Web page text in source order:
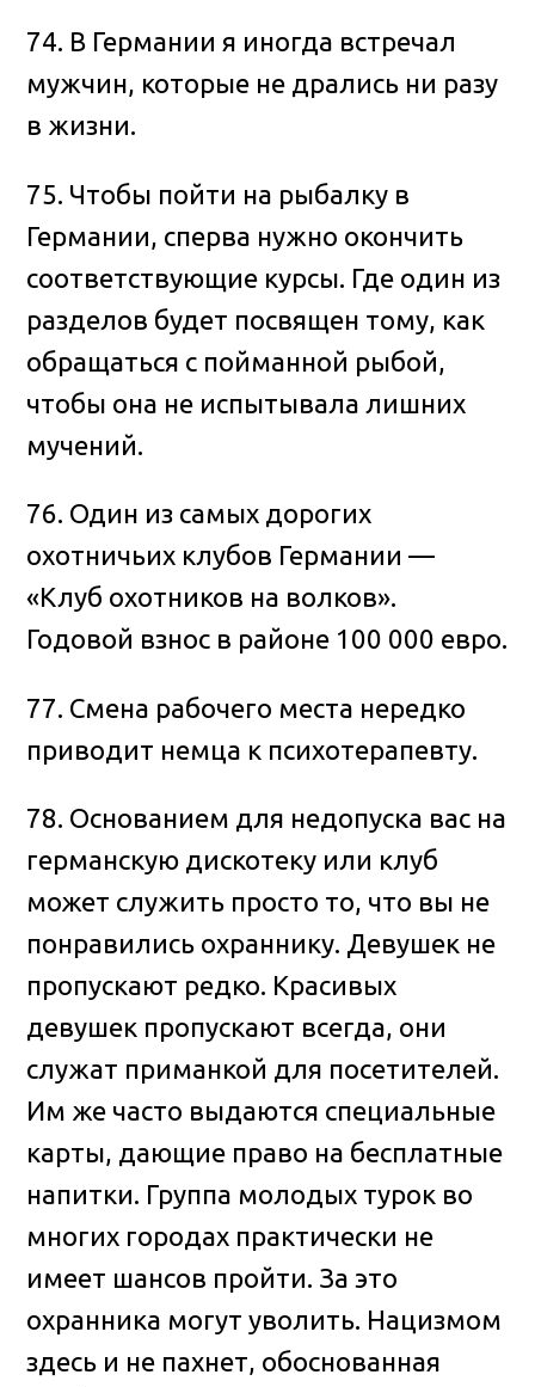
74. В Германии я иногда встречал
мужчин, которые не дрались ни разу
в жизни.
75. Чтобы пойти на рыбалку в
Германии, сперва нужно окончить
соответствующие курсы. Где один из
разделов будет посвящен тому, как
обращаться с пойманной рыбой,
чтобы она не испытывала лишних
мучений.
76. Один из самых дорогих
охотничьих клубов Германии —
«Клуб охотников на волков».
Годовой взнос в районе 100 000 евро.
77. Смена рабочего места нередко
приводит немца к психотерапевту.
78. Основанием для недопуска вас на
германскую дискотеку или клуб
может служить просто то, что вы не
понравились охраннику. Девушек не
пропускают редко. Красивых
девушек пропускают всегда, они
служат приманкой для посетителей.
Им же часто выдаются специальные
карты, дающие право на бесплатные
напитки. Группа молодых турок во
многих городах практически не
имеет шансов пройти. За это
охранника могут уволить. Нацизмом
здесь и не пахнет, обоснованная